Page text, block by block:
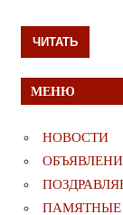
ЧИТАТЬ
МЕНЮ
НОВОСТИ
ПАМЯТНЫЕ